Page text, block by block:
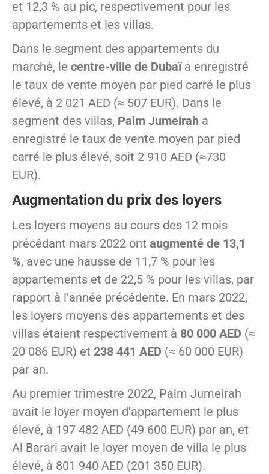
et 12,3 % au pic, respectivement pour les
appartements et les villas.
Dans le segment des appartements du
marché, le centre-ville de Dubaïa enregistré
le taux de vente moyen par pied carré le plus
élevé, à 2 021 AED (≈ 507 EUR). Dans le
segment des villas, Palm Jumeirah a
enregistré le taux de vente moyen par pied
carré le plus élevé, soit 2 910 AED (≈730
EUR).
Augmentation du prix des loyers
Les loyers moyens au cours des 12 mois
précédant mars 2022 ont augmenté de 13,1
%, avec une hausse de 11,7 % pour les
appartements et de 22,5 % pour les villas, par
rapport à l’année précédente. En mars 2022,
les loyers moyens des appartements et des
villas étaient respectivement à 80 000 AED (≈
20 086 EUR) et 238 441 AED (≈ 60 000 EUR)
par an.
Au premier trimestre 2022, Palm Jumeirah
avait le loyer moyen d'appartement le plus
élevé, à 197 482 AED (49 600 EUR) par an, et
Al Barari avait le loyer moyen de villa le plus
élevé, à 801 940 AED (201 350 EUR).